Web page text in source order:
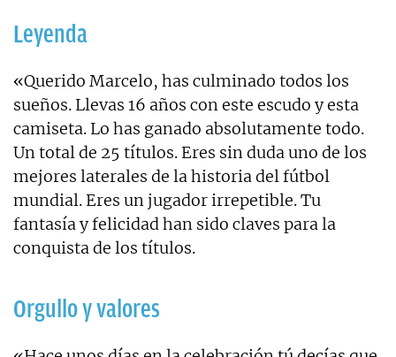
Leyenda
«Querido Marcelo, has culminado todos los
sueños. Llevas 16 años con este escudo y esta
camiseta. Lo has ganado absolutamente todo.
Un total de 25 títulos. Eres sin duda uno de los
mejores laterales de la historia del fútbol
mundial. Eres un jugador irrepetible. Tu
fantasía y felicidad han sido claves para la
conquista de los títulos.
Orgullo y valores